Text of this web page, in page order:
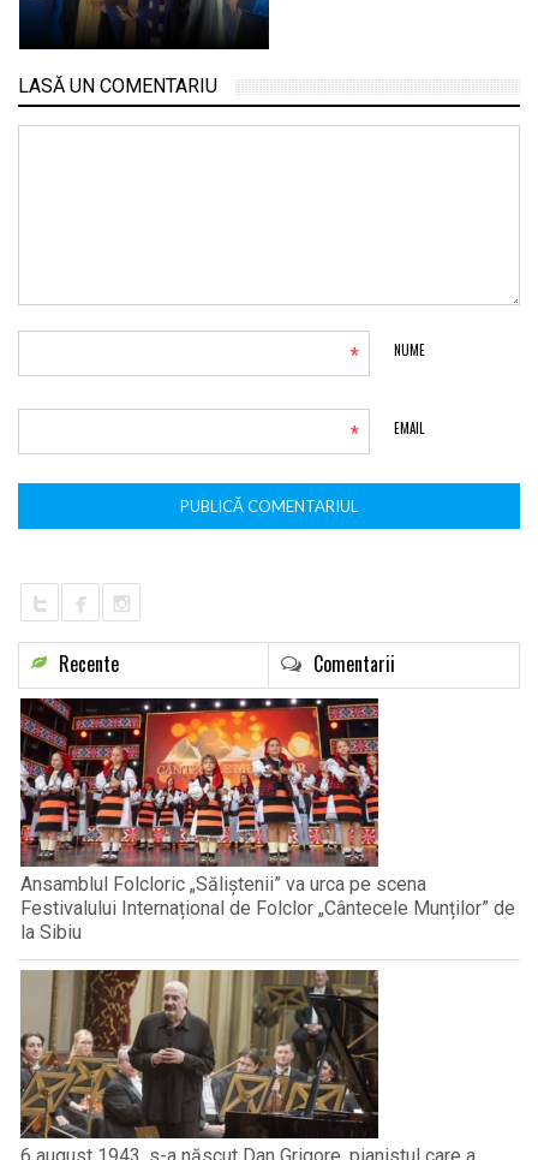
LASĂ UN COMENTARIU
NUME
*
EMAIL
*
Recente Comentarii
Ansamblul Folcloric „Săliștenii” va urca pe scena
Festivalului Internațional de Folclor „Cântecele Munților” de
la Sibiu